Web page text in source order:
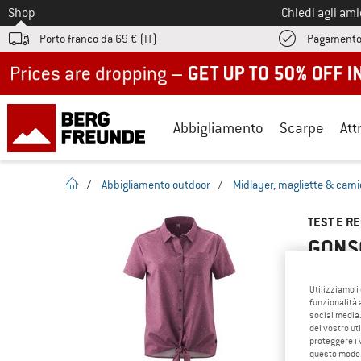
Allo
Shop Chiedi agli
Porto franco da 69 € (IT)
Abbigliamento Scarpe
pagina iniziale
/ Abbigliamento outdoor / Midlayer, magliette &
TEST E
CONOSCI
Hai già
articolo?
Utilizziamo i
funzionalità
social
del vostro
proteggere i
questo modo.